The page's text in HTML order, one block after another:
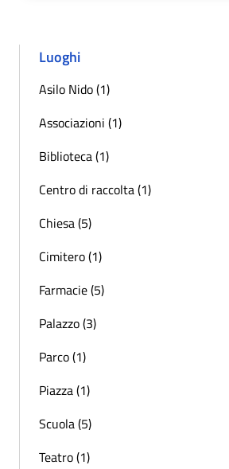
Luoghi
Asilo Nido (1)
Associazioni (1)
Biblioteca (1)
Centro di raccolta (1)
Chiesa (5)
Cimitero (1)
Farmacie (5)
Palazzo (3)
Parco (1)
Piazza (1)
Scuola (5)
Teatro (1)